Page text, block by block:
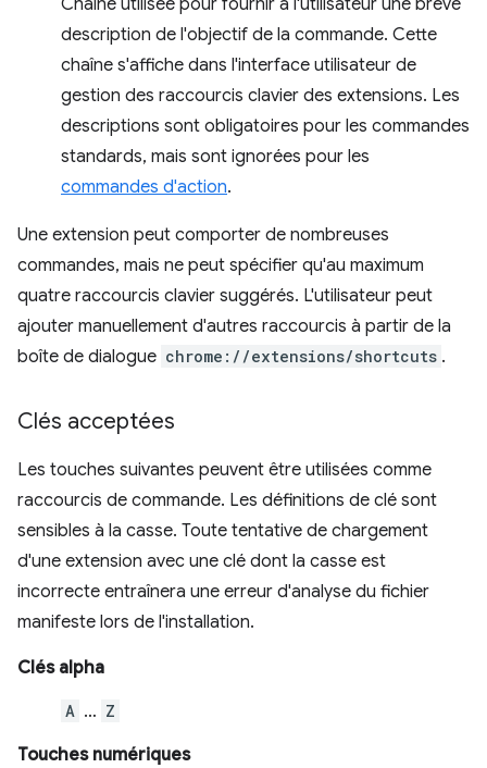
Chaîne utilisée pour fournir à l'utilisateur une brève
description de l'objectif de la commande. Cette
chaîne s'affiche dans l'interface utilisateur de
gestion des raccourcis clavier des extensions. Les
descriptions sont obligatoires pour les commandes
standards, mais sont ignorées pour les
commandes d'action.
Une extension peut comporter de nombreuses
commandes, mais ne peut spécifier qu'au maximum
quatre raccourcis clavier suggérés. L'utilisateur peut
ajouter manuellement d'autres raccourcis à partir de la
boîte de dialogue chrome://extensions/shortcuts .
Clés acceptées
Les touches suivantes peuvent être utilisées comme
raccourcis de commande. Les définitions de clé sont
sensibles à la casse. Toute tentative de chargement
d'une extension avec une clé dont la casse est
incorrecte entraînera une erreur d'analyse du fichier
manifeste lors de l'installation.
Clés alpha
A … Z
Touches numériques